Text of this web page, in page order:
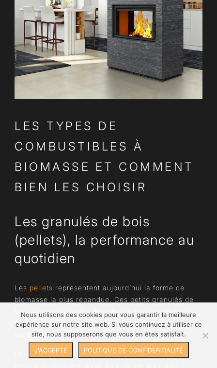
LES TYPES DE
COMBUSTIBLES À
BIOMASSE ET COMMENT
BIEN LES CHOISIR
Les granulés de bois
(pellets), la performance au
quotidien
Les pellets représentent aujourd’hui la forme de
biomasse la plus répandue. Ces petits granulés de
bois, obtenus à partir de sciure compressée sans
additif chimique, garantissent un rendement
exceptionnel.
Leur densité énergétique assure une combustion
Nous utilisons des cookies pour vous garantir la meilleure
expérience sur notre site web. Si vous continuez à utiliser ce
site, nous supposerons que vous en êtes satisfait.
J'ACCEPTE POLITIQUE DE CONFIDENTIALITÉ